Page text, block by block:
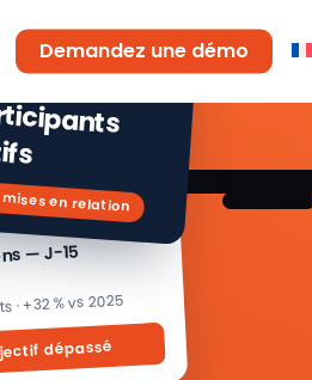
Demandez une démo
— J-15
· +32 % vs 2025
dépassé
de
mises en relation